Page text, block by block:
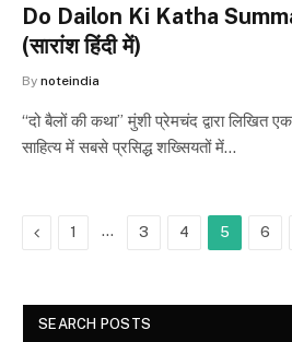
Do Dailon Ki Katha
(सारांश हिंदी में)
By noteindia
“दो बैलों की कथा” मुंशी प्रेमचंद द्वारा लिखित
साहित्य में सबसे प्रसिद्ध शख्सियतों में…
Previous
1 … 3 4 5 6
SEARCH POSTS